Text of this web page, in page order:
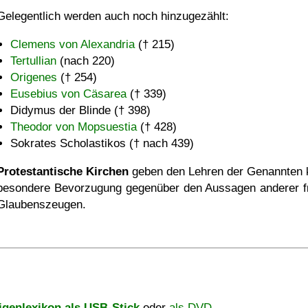
werden auch noch hinzugezählt:
Clemens von Alexandria(† 215)
Tertullian (nach 220)
Origenes († 254)
Eusebius von Cäsarea(† 339)
Didymus der Blinde († 398)
Theodor von Mopsuestia(† 428)
Sokrates Scholastikos († nach 439)
Kirchen geben den Lehren der Genannten
Bevorzugung gegenüber den Aussagen anderer